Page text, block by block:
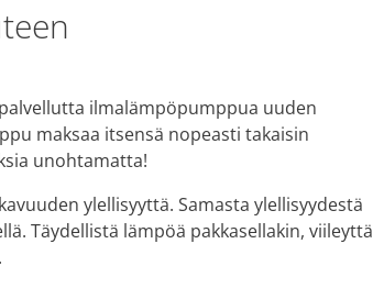
ilmalämpöpumppua uuden
maksaa itsensä nopeasti takaisin
unohtamatta!
ylellisyyttä. Samasta ylellisyydestä
Täydellistä lämpöä pakkasellakin, viileyttä